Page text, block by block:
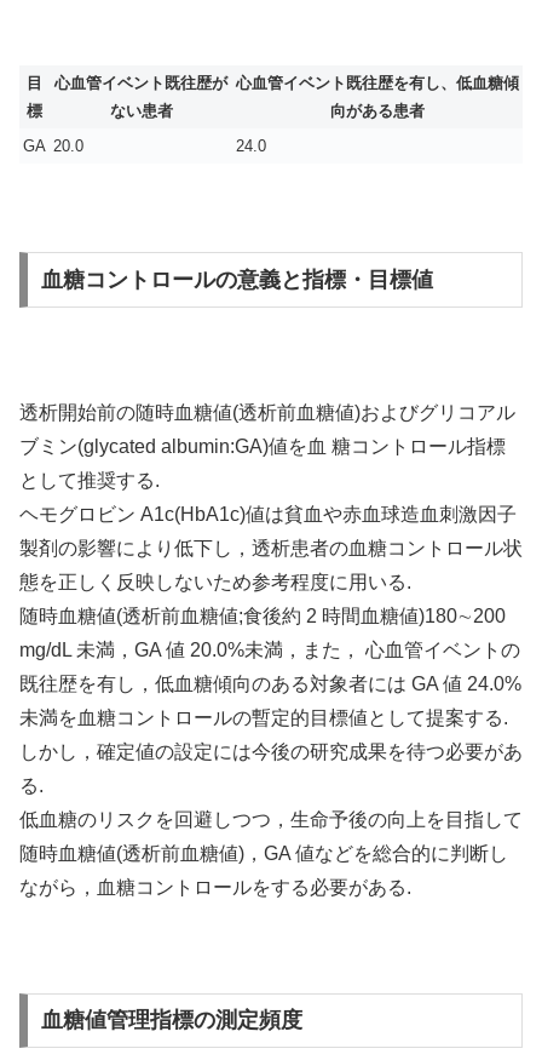
目
標
心血管イベント既往歴が
ない患者
心血管イベント既往歴を有し、低血糖傾
向がある患者
GA 20.0 24.0
血糖コントロールの意義と指標・目標値
透析開始前の随時血糖値(透析前血糖値)およびグリコアル
ブミン(glycated albumin:GA)値を血 糖コントロール指標
として推奨する.
ヘモグロビン A1c(HbA1c)値は貧血や赤血球造血刺激因子
製剤の影響により低下し，透析患者の血糖コントロール状
態を正しく反映しないため参考程度に用いる.
随時血糖値(透析前血糖値;食後約 2 時間血糖値)180∼200
mg/dL 未満，GA 値 20.0%未満，また， 心血管イベントの
既往歴を有し，低血糖傾向のある対象者には GA 値 24.0%
未満を血糖コントロールの暫定的目標値として提案する.
しかし，確定値の設定には今後の研究成果を待つ必要があ
る.
低血糖のリスクを回避しつつ，生命予後の向上を目指して
随時血糖値(透析前血糖値)，GA 値などを総合的に判断し
ながら，血糖コントロールをする必要がある.
血糖値管理指標の測定頻度